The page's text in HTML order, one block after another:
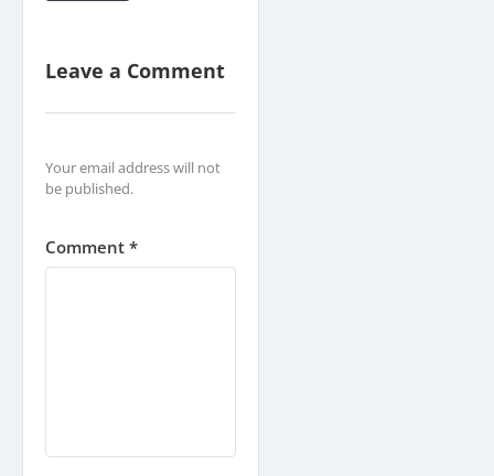
Leave a Comment
Your email address will not
be published.
Comment *